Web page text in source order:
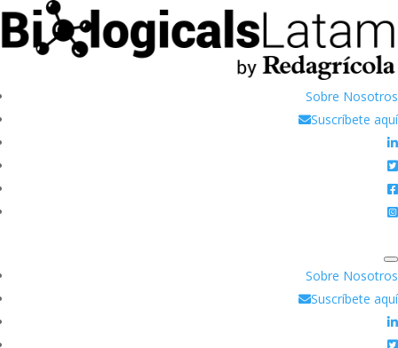
Sobre Nosotros
Suscríbete aquí
Sobre Nosotros
Suscríbete aquí